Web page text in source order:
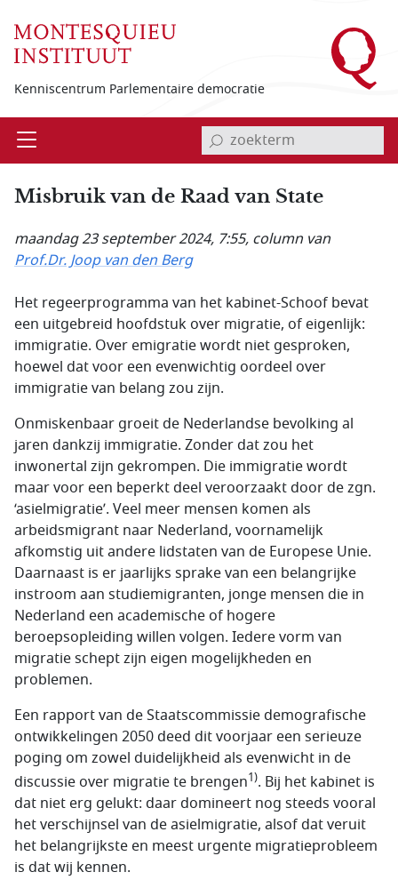
Kenniscentrum Parlementaire democratie
Open invoerveld zoekterm
Misbruik van de Raad van State
maandag 23 september 2024, 7:55, column van
Prof.Dr. Joop van den Berg
Het regeerprogramma van het kabinet-Schoof bevat
een uitgebreid hoofdstuk over migratie, of eigenlijk:
immigratie. Over emigratie wordt niet gesproken,
hoewel dat voor een evenwichtig oordeel over
immigratie van belang zou zijn.
Onmiskenbaar groeit de Nederlandse bevolking al
jaren dankzij immigratie. Zonder dat zou het
inwonertal zijn gekrompen. Die immigratie wordt
maar voor een beperkt deel veroorzaakt door de zgn.
‘asielmigratie’. Veel meer mensen komen als
arbeidsmigrant naar Nederland, voornamelijk
afkomstig uit andere lidstaten van de Europese Unie.
Daarnaast is er jaarlijks sprake van een belangrijke
instroom aan studiemigranten, jonge mensen die in
Nederland een academische of hogere
beroepsopleiding willen volgen. Iedere vorm van
migratie schept zijn eigen mogelijkheden en
problemen.
Een rapport van de Staatscommissie demografische
ontwikkelingen 2050 deed dit voorjaar een serieuze
poging om zowel duidelijkheid als evenwicht in de
discussie over migratie te brengen1). Bij het kabinet is
dat niet erg gelukt: daar domineert nog steeds vooral
het verschijnsel van de asielmigratie, alsof dat veruit
het belangrijkste en meest urgente migratieprobleem
is dat wij kennen.